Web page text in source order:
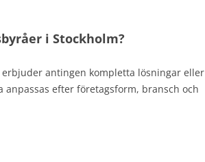
i Stockholm?
antingen kompletta lösningar eller
efter företagsform, bransch och